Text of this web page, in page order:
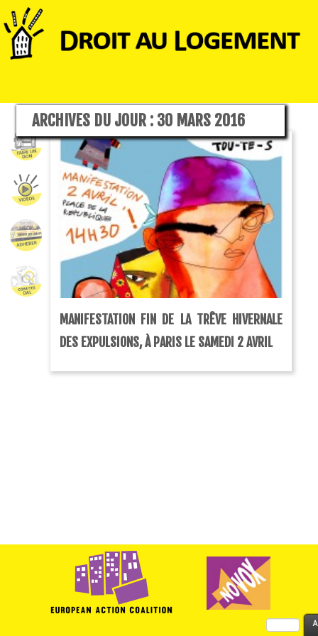
ARCHIVES DU JOUR : 30 MARS 2016
MANIFESTATION FIN DE LA TRÊVE HIVERNALE
DES EXPULSIONS, À PARIS LE SAMEDI 2 AVRIL
Rechercher :